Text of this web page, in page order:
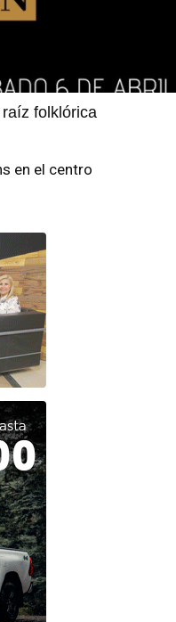
folklórica
en el centro